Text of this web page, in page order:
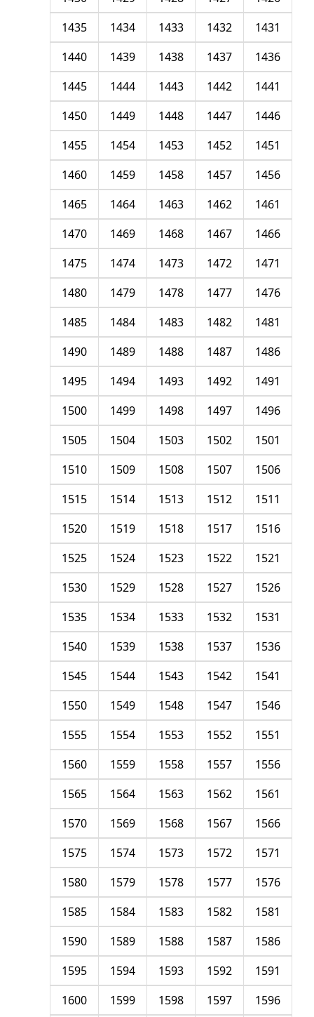
1431
1432
1433
1434
1435
1436
1437
1438
1439
1440
1441
1442
1443
1444
1445
1446
1447
1448
1449
1450
1451
1452
1453
1454
1455
1456
1457
1458
1459
1460
1461
1462
1463
1464
1465
1466
1467
1468
1469
1470
1471
1472
1473
1474
1475
1476
1477
1478
1479
1480
1481
1482
1483
1484
1485
1486
1487
1488
1489
1490
1491
1492
1493
1494
1495
1496
1497
1498
1499
1500
1501
1502
1503
1504
1505
1506
1507
1508
1509
1510
1511
1512
1513
1514
1515
1516
1517
1518
1519
1520
1521
1522
1523
1524
1525
1526
1527
1528
1529
1530
1531
1532
1533
1534
1535
1536
1537
1538
1539
1540
1541
1542
1543
1544
1545
1546
1547
1548
1549
1550
1551
1552
1553
1554
1555
1556
1557
1558
1559
1560
1561
1562
1563
1564
1565
1566
1567
1568
1569
1570
1571
1572
1573
1574
1575
1576
1577
1578
1579
1580
1581
1582
1583
1584
1585
1586
1587
1588
1589
1590
1591
1592
1593
1594
1595
1596
1597
1598
1599
1600